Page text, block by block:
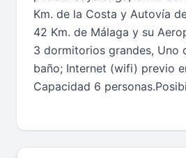
Km. de la Costa y Autovía
42 Km. de Málaga y su
3 dormitorios grandes, Uno
baño; Internet (wifi) previo
Capacidad 6